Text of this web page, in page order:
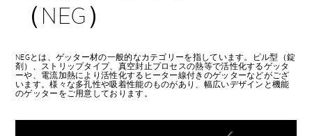
（NEG）
NEGとは、ゲッター材の一般的なカテゴリーを指しています。ピル型（錠
剤）、ストリップタイプ、真空封止プロセスの熱等で活性化するゲッタ
ーや、電流加熱により活性化するヒーター線付きのゲッターなどがござ
います。様々な多孔性や吸着性能のものがあり、幅広いデザインと機能
のゲッターをご用意しております。